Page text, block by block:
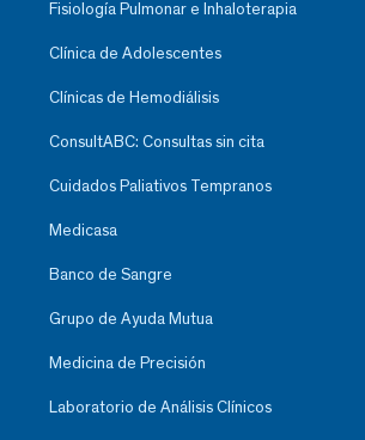
Fisiología Pulmonar e Inhaloterapia
Clínica de Adolescentes
Clínicas de Hemodiálisis
ConsultABC: Consultas sin cita
Cuidados Paliativos Tempranos
Medicasa
Banco de Sangre
Grupo de Ayuda Mutua
Medicina de Precisión
Laboratorio de Análisis Clínicos